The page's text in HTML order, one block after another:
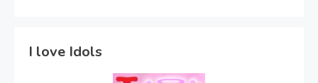
I love Idols